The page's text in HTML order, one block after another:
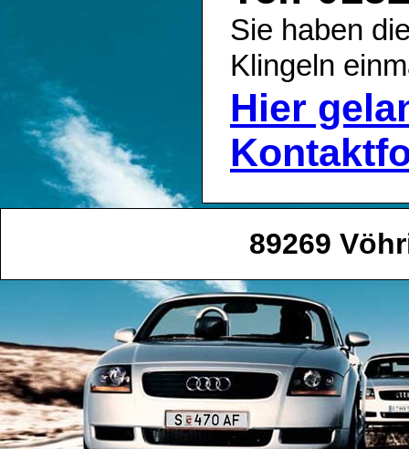
Sie haben
Klingeln
Hier
89269